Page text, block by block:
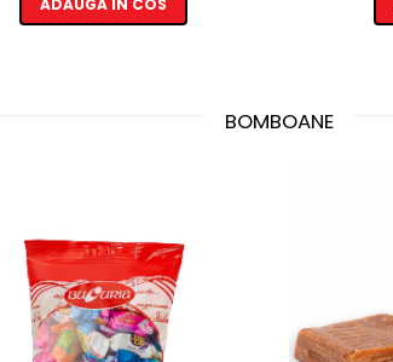
BOMBOANE